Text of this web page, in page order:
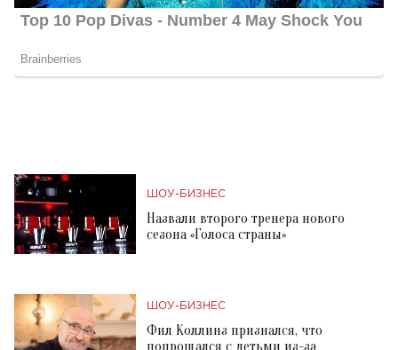
ШОУ-БИЗНЕС
Назвали второго тренера нового
сезона «Голоса страны»
ШОУ-БИЗНЕС
Фил Коллинз признался, что
попрощался с детьми из-за